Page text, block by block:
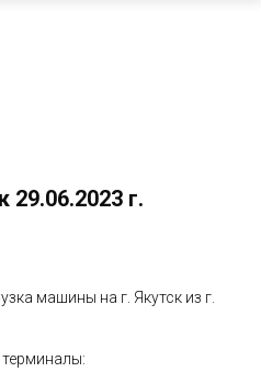
29.06.2023 г.
машины на г. Якутск из г.